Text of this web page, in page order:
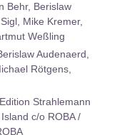
Behr, Berislaw
Mike Kremer,
Weßling
Audenaerd,
Rötgens,
Strahlemann
c/o ROBA /